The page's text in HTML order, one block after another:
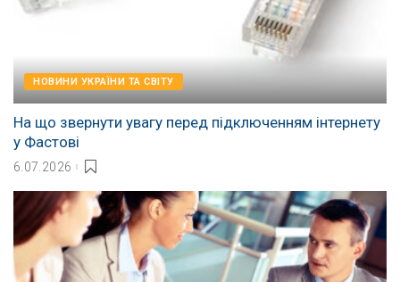
НОВИНИ УКРАЇНИ ТА СВІТУ
На що звернути увагу перед підключенням інтернету
у Фастові
6.07.2026